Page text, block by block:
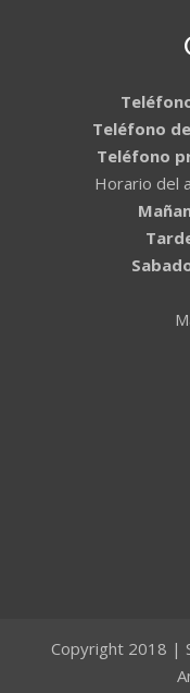
Teléfono
Teléfono
Horario del
Copyright 2018 |